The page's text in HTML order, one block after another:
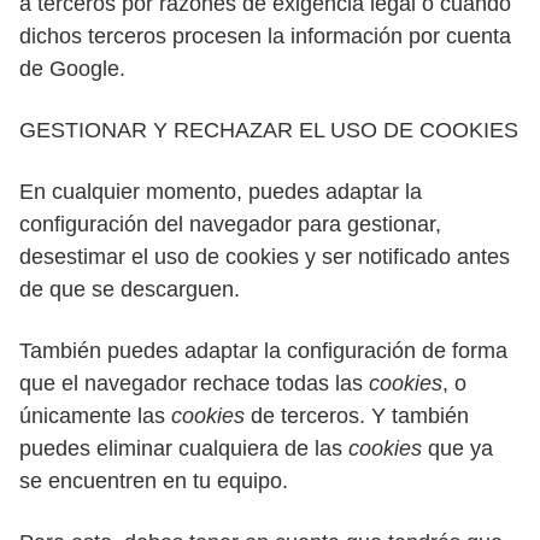
dichos terceros procesen la información por cuenta
de Google.
GESTIONAR Y RECHAZAR EL USO DE COOKIES
En cualquier momento, puedes adaptar la
configuración del navegador para gestionar,
desestimar el uso de cookies y ser notificado antes
de que se descarguen.
También puedes adaptar la configuración de forma
que el navegador rechace todas las cookies, o
únicamente las cookies de terceros. Y también
puedes eliminar cualquiera de las cookies que ya
se encuentren en tu equipo.